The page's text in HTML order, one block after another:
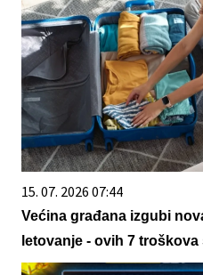
15. 07. 2026 07:44
Većina građana izgubi
letovanje - ovih 7